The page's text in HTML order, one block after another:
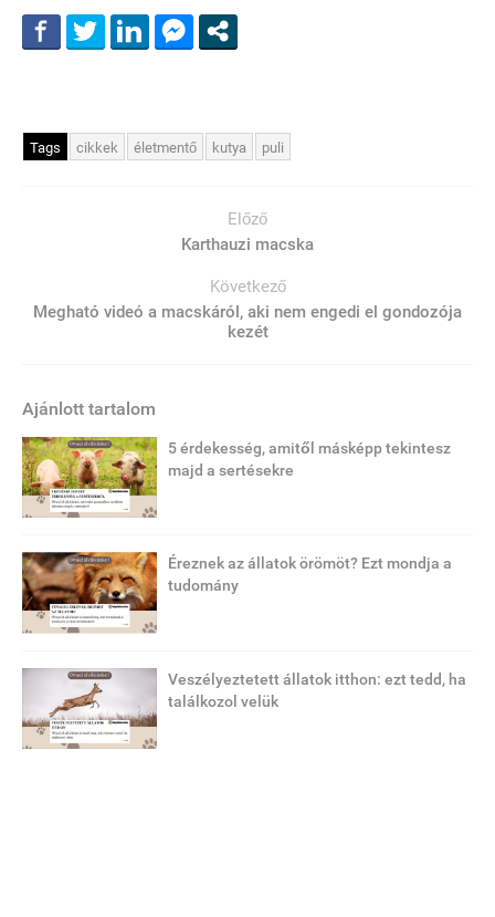
Tags cikkek életmentő kutya puli
Előző
Karthauzi macska
Következő
Megható videó a macskáról, aki nem engedi el gondozója
kezét
Ajánlott tartalom
5 érdekesség, amitől másképp tekintesz
majd a sertésekre
Éreznek az állatok örömöt? Ezt mondja a
tudomány
Veszélyeztetett állatok itthon: ezt tedd, ha
találkozol velük